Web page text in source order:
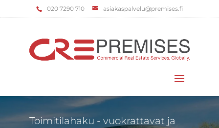
‌020 7290 710 asiakaspalvelu@premises.fi
Toimitilahaku - vuokrattavat ja